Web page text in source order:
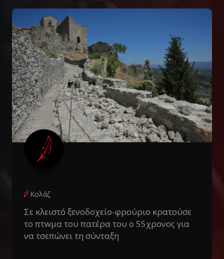
Κολάζ
Σε κλειστό ξενοδοχείο-φρούριο κρατούσε
το πτwμα του πατέρα του ο 55χρονος για
να τσεπώνει τη σύνταξη